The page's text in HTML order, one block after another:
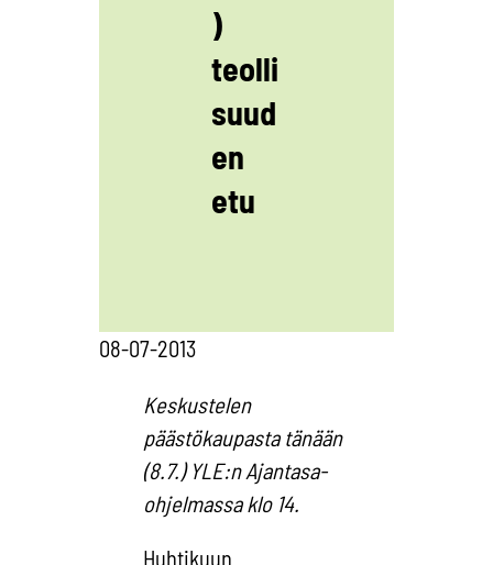
)
teolli
suud
en
etu
08-07-2013
Keskustelen
päästökaupasta tänään
(8.7.) YLE:n Ajantasa-
ohjelmassa klo 14.
Huhtikuun